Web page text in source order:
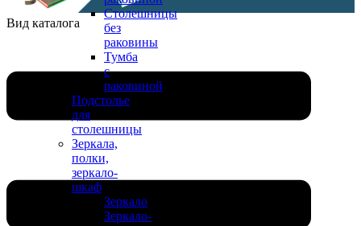
Столешницы
без
раковины
Тумба
с
раковиной
Подстолье
для
столешницы
Зеркала,
полки,
зеркало-
шкаф
Зеркало
Зеркало-
Вид каталога